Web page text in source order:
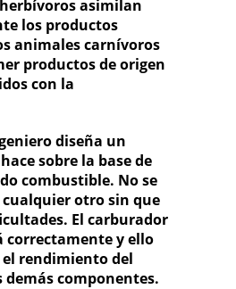
asimilan
los productos
animales carnívoros
productos de origen
con la
diseña un
sobre la base de
combustible. No se
otro sin que
El carburador
correctamente y ello
rendimiento del
demás componentes.